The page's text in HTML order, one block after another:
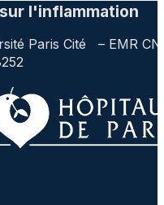
l'inflammation
Paris Cité – EMR